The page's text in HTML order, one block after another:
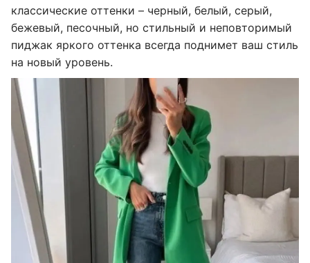
классические оттенки – черный, белый, серый,
бежевый, песочный, но стильный и неповторимый
пиджак яркого оттенка всегда поднимет ваш стиль
на новый уровень.